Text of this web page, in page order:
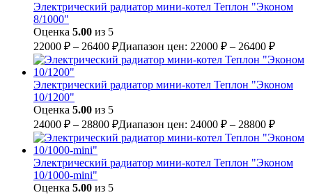
Электрический радиатор мини-котел Теплон "Эконом
8/1000"
Оценка 5.00 из 5
22000 ₽ – 26400 ₽Диапазон цен: 22000 ₽ – 26400 ₽
Электрический радиатор мини-котел Теплон "Эконом
10/1200"
Оценка 5.00 из 5
24000 ₽ – 28800 ₽Диапазон цен: 24000 ₽ – 28800 ₽
Электрический радиатор мини-котел Теплон "Эконом
10/1000-mini"
Оценка 5.00 из 5